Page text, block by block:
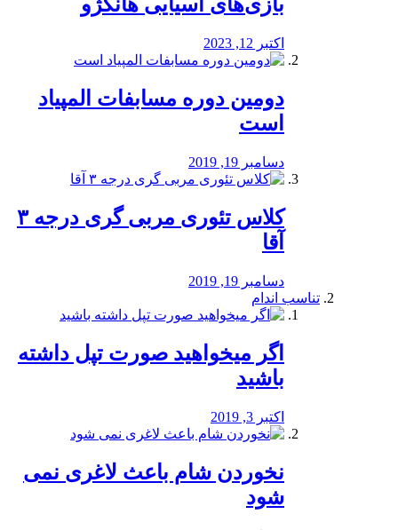
بازی‌های آسیایی هانگژو
اکتبر 12, 2023
دومین دوره مسابفات المپیاد
است
دسامبر 19, 2019
کلاس تئوری مربی گری درجه ۳
آقا
دسامبر 19, 2019
تناسب اندام
اگر میخواهید صورت تپل داشته
باشید
اکتبر 3, 2019
نخوردن شام باعث لاغری نمی
‌شود